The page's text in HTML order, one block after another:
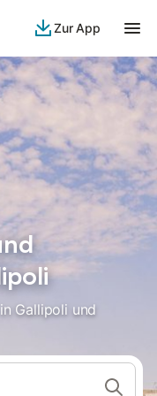
Zur App
Gallipoli und